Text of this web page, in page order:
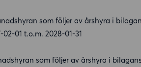
som följer av årshyra i
02-01 t.o.m. 2028-01-31
som följer av årshyra i